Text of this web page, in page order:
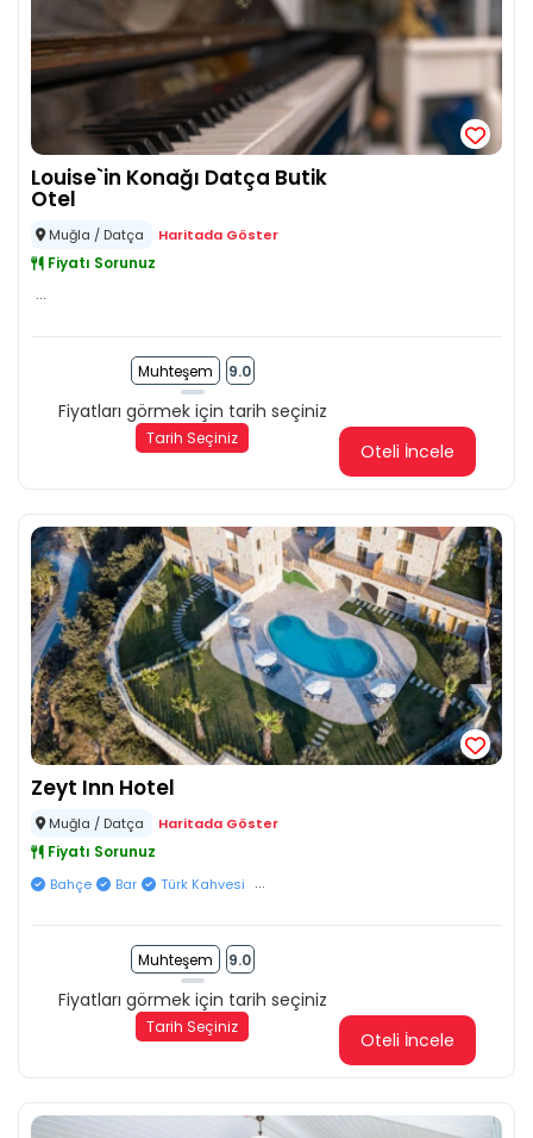
Louise`in Konağı Datça Butik
Otel
Muğla / Datça Haritada Göster
Fiyatı Sorunuz
...
Muhteşem 9.0
Fiyatları görmek için tarih seçiniz
Tarih Seçiniz
Oteli İncele
Zeyt Inn Hotel
Muğla / Datça Haritada Göster
Fiyatı Sorunuz
Bahçe Bar Türk Kahvesi ...
Muhteşem 9.0
Fiyatları görmek için tarih seçiniz
Tarih Seçiniz
Oteli İncele